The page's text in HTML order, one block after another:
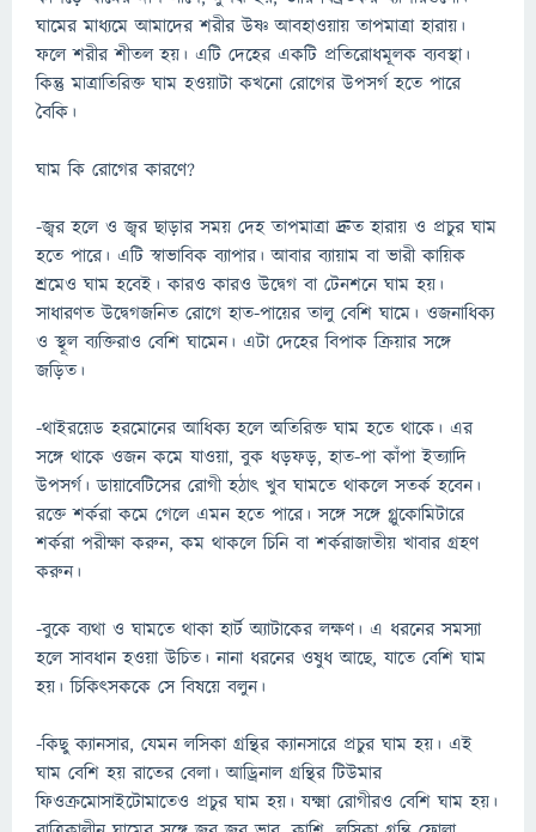
ঘামের মাধ্যমে আমাদের শরীর উষ্ণ আবহাওয়ায় তাপমাত্রা হারায়।
ফলে শরীর শীতল হয়। এটি দেহের একটি প্রতিরোধমূলক ব্যবস্থা।
কিন্তু মাত্রাতিরিক্ত ঘাম হওয়াটা কখনো রোগের উপসর্গ হতে পারে
বৈকি।
ঘাম কি রোগের কারণে?
-জ্বর হলে ও জ্বর ছাড়ার সময় দেহ তাপমাত্রা দ্রুত হারায় ও প্রচুর ঘাম
হতে পারে। এটি স্বাভাবিক ব্যাপার। আবার ব্যায়াম বা ভারী কায়িক
শ্রমেও ঘাম হবেই। কারও কারও উদ্বেগ বা টেনশনে ঘাম হয়।
সাধারণত উদ্বেগজনিত রোগে হাত-পায়ের তালু বেশি ঘামে। ওজনাধিক্য
ও স্থূল ব্যক্তিরাও বেশি ঘামেন। এটা দেহের বিপাক ক্রিয়ার সঙ্গে
জড়িত।
-থাইরয়েড হরমোনের আধিক্য হলে অতিরিক্ত ঘাম হতে থাকে। এর
সঙ্গে থাকে ওজন কমে যাওয়া, বুক ধড়ফড়, হাত-পা কাঁপা ইত্যাদি
উপসর্গ। ডায়াবেটিসের রোগী হঠাৎ খুব ঘামতে থাকলে সতর্ক হবেন।
রক্তে শর্করা কমে গেলে এমন হতে পারে। সঙ্গে সঙ্গে গ্লুকোমিটারে
শর্করা পরীক্ষা করুন, কম থাকলে চিনি বা শর্করাজাতীয় খাবার গ্রহণ
করুন।
-বুকে ব্যথা ও ঘামতে থাকা হার্ট অ্যাটাকের লক্ষণ। এ ধরনের সমস্যা
হলে সাবধান হওয়া উচিত। নানা ধরনের ওষুধ আছে, যাতে বেশি ঘাম
হয়। চিকিৎসককে সে বিষয়ে বলুন।
-কিছু ক্যানসার, যেমন লসিকা গ্রন্থির ক্যানসারে প্রচুর ঘাম হয়। এই
ঘাম বেশি হয় রাতের বেলা। আড্রিনাল গ্রন্থির টিউমার
ফিওক্রমোসাইটোমাতেও প্রচুর ঘাম হয়। যক্ষ্মা রোগীরও বেশি ঘাম হয়।